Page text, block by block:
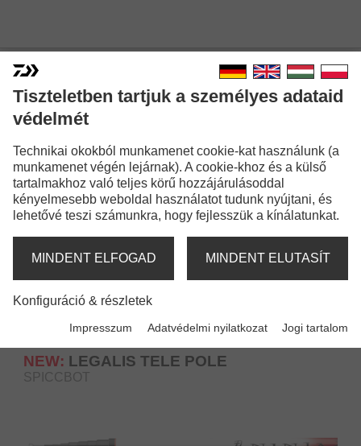
SPICC BOTOK
NEW: LEGALIS TELE POLE
SPICCBOT
Tiszteletben tartjuk a személyes adataid
védelmét
Technikai okokból munkamenet cookie-kat használunk (a
munkamenet végén lejárnak). A cookie-khoz és a külső
tartalmakhoz való teljes körű hozzájárulásoddal
kényelmesebb weboldal használatot tudunk nyújtani, és
lehetővé teszi számunkra, hogy fejlesszük a kínálatunkat.
MINDENT ELFOGAD MINDENT ELUTASÍT
Konfiguráció & részletek
Impresszum Adatvédelmi nyilatkozat Jogi tartalom